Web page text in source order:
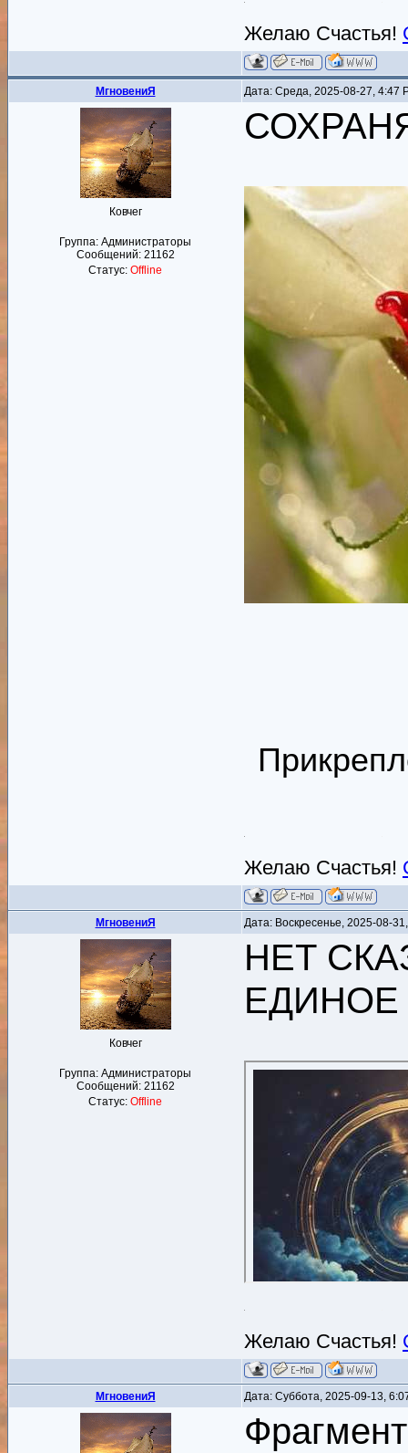
Желаю Счастья!
MгновениЯ Дата: Среда, 2025-08-27, 4:47
Ковчег
Группа: Администраторы
Сообщений: 21162
Статус: Offline
Желаю Счастья!
MгновениЯ Дата: Воскресенье, 2025-08-
Ковчег
Группа: Администраторы
Сообщений: 21162
Статус: Offline
НЕТ
ЕДИНОЕ
Желаю Счастья!
MгновениЯ Дата: Суббота, 2025-09-13,